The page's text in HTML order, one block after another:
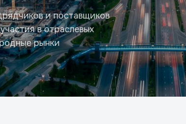
и поставщиков
в отраслевых
рынки